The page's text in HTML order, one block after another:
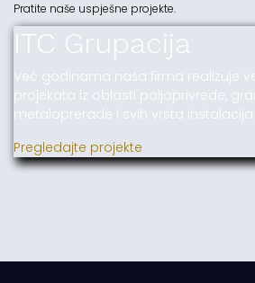
Pratite naše uspješne projekte.
ITC Grupacija
Već godinama naša firma realizuje
projekata iz oblasti poljoprivrede,
metaloprerade i svih vrsta instalacija.
Pregledajte projekte